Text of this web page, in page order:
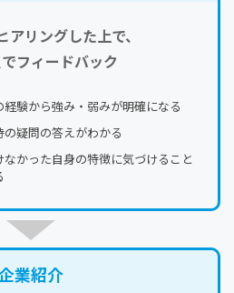
アリングした上で、
フィードバック
経験から強み・弱みが明確になる
の疑問の答えがわかる
なかった自身の特徴に気づけること
業紹介